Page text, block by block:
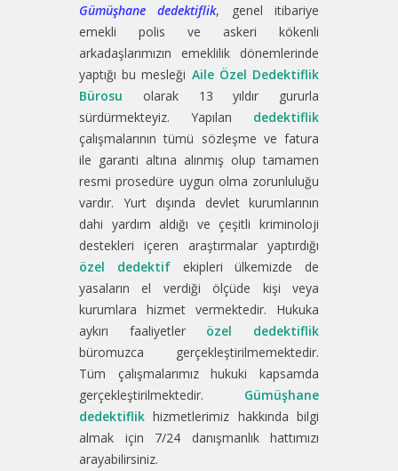
Gümüşhane dedektiflik, genel itibariye
emekli polis ve askeri kökenli
arkadaşlarımızın emeklilik dönemlerinde
yaptığı bu mesleği Aile Özel Dedektiflik
Bürosu olarak 13 yıldır gururla
sürdürmekteyiz. Yapılan dedektiflik
çalışmalarının tümü sözleşme ve fatura
ile garanti altına alınmış olup tamamen
resmi prosedüre uygun olma zorunluluğu
vardır. Yurt dışında devlet kurumlarının
dahi yardım aldığı ve çeşitli kriminoloji
destekleri içeren araştırmalar yaptırdığı
özel dedektifekipleri ülkemizde de
yasaların el verdiği ölçüde kişi veya
kurumlara hizmet vermektedir. Hukuka
aykırı faaliyetler özel dedektiflik
büromuzca gerçekleştirilmemektedir.
Tüm çalışmalarımız hukuki kapsamda
gerçekleştirilmektedir. Gümüşhane
dedektiflik hizmetlerimiz hakkında bilgi
almak için 7/24 danışmanlık hattımızı
arayabilirsiniz.